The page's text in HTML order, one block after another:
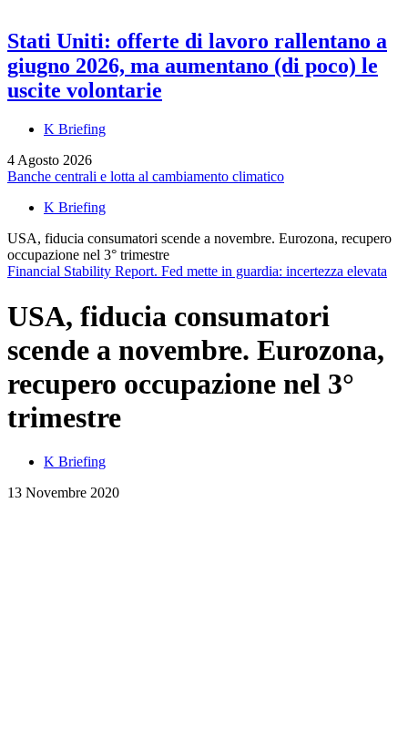
Stati Uniti: offerte di lavoro rallentano a
giugno 2026, ma aumentano (di poco) le
uscite volontarie
K Briefing
4 Agosto 2026
Banche centrali e lotta al cambiamento climatico
K Briefing
USA, fiducia consumatori scende a novembre. Eurozona, recupero
occupazione nel 3° trimestre
Financial Stability Report. Fed mette in guardia: incertezza elevata
USA, fiducia consumatori
scende a novembre. Eurozona,
recupero occupazione nel 3°
trimestre
K Briefing
13 Novembre 2020